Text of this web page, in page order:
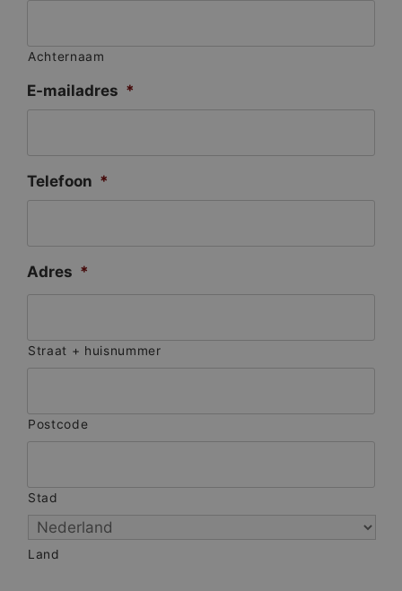
Achternaam
E-mailadres *
Telefoon *
Adres *
Straat + huisnummer
Postcode
Stad
Land